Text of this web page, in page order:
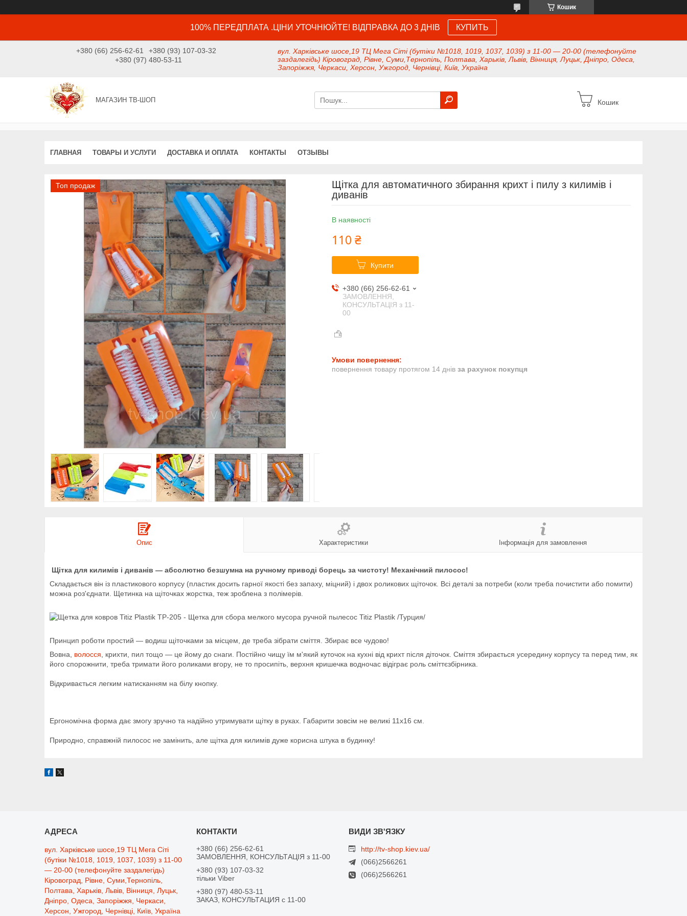
Кошик
100% ПЕРЕДПЛАТА .ЦІНИ УТОЧНЮЙТЕ! ВІДПРАВКА ДО 3 ДНІВ КУПИТЬ
+380 (66) 256-62-61
+380 (93) 107-03-32
+380 (97) 480-53-11
вул. Харківське шосе,19 ТЦ Мега Сіті (бутіки №1018, 1019, 1037, 1039) з 11-00 — 20-00 (телефонуйте
заздалегідь) Кіровоград, Рівне, Суми,Тернопіль, Полтава, Харьків, Львів, Вінниця, Луцьк, Дніпро, Одеса,
Запоріжжя, Черкаси, Херсон, Ужгород, Чернівці, Київ, Україна
МАГАЗИН ТВ-ШОП Кошик
ГЛАВНАЯ ТОВАРЫ И УСЛУГИ ДОСТАВКА И ОПЛАТА КОНТАКТЫ ОТЗЫВЫ
Топ продаж
Щітка для автоматичного збирання крихт і пилу з килимів і
диванів
В наявності
110 ₴
Купити
+380 (66) 256-62-61
ЗАМОВЛЕННЯ,
КОНСУЛЬТАЦІЯ з 11-
00
повернення товару протягом 14 днів за рахунок покупця
Опис Характеристики Інформація для замовлення
Щітка для килимів і диванів — абсолютно безшумна на ручному приводі борець за чистоту! Механічний пилосос!
Складається він із пластикового корпусу (пластик досить гарної якості без запаху, міцний) і двох роликових щіточок. Всі деталі за потреби (коли треба почистити або помити)
можна роз'єднати. Щетинка на щіточках жорстка, теж зроблена з полімерів.
Принцип роботи простий — водиш щіточками за місцем, де треба зібрати сміття. Збирає все чудово!
Вовна, волосся, крихти, пил тощо — це йому до снаги. Постійно чищу їм м'який куточок на кухні від крихт після діточок. Сміття збирається усередину корпусу та перед тим, як
його спорожнити, треба тримати його роликами вгору, не то просипіть, верхня кришечка водночас відіграє роль сміттєзбірника.
Відкривається легким натисканням на білу кнопку.
Ергономічна форма дає змогу зручно та надійно утримувати щітку в руках. Габарити зовсім не великі 11х16 см.
Природно, справжній пилосос не замінить, але щітка для килимів дуже корисна штука в будинку!
вул. Харківське шосе,19 ТЦ Мега Сіті
(бутіки №1018, 1019, 1037, 1039) з 11-00
— 20-00 (телефонуйте заздалегідь)
Кіровоград, Рівне, Суми,Тернопіль,
Полтава, Харьків, Львів, Вінниця, Луцьк,
Дніпро, Одеса, Запоріжжя, Черкаси,
Херсон, Ужгород, Чернівці, Київ, Україна
+380 (66) 256-62-61
ЗАМОВЛЕННЯ, КОНСУЛЬТАЦІЯ з 11-00
+380 (93) 107-03-32
тільки Viber
+380 (97) 480-53-11
ЗАКАЗ, КОНСУЛЬТАЦИЯ с 11-00
http://tv-shop.kiev.ua/
(066)2566261
(066)2566261